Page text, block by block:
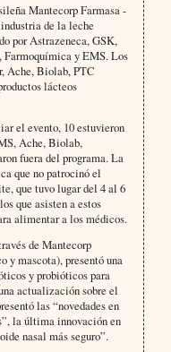
Mantecorp Farmasa -
de la leche
por Astrazeneca, GSK,
Farmoquímica y EMS. Los
Ache, Biolab, PTC
lácteos
el evento, 10 estuvieron
Ache, Biolab,
fuera del programa. La
que no patrocinó el
que tuvo lugar del 4 al 6
que asisten a estos
alimentar a los médicos.
de Mantecorp
y mascota), presentó una
y probióticos para
actualización sobre el
las “novedades en
la última innovación en
nasal más seguro”.